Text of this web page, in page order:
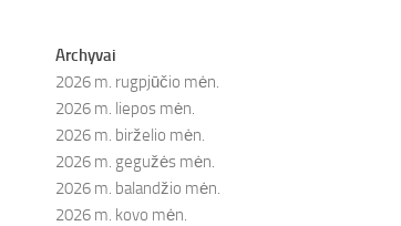
Archyvai
2026 m. rugpjūčio mėn.
2026 m. liepos mėn.
2026 m. birželio mėn.
2026 m. gegužės mėn.
2026 m. balandžio mėn.
2026 m. kovo mėn.